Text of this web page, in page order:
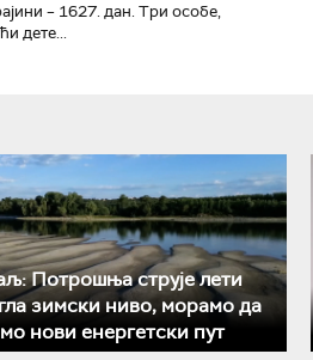
– 1627. дан. Три особе,
дете...
Потрошња струје лети
зимски ниво, морамо да
нови енергетски пут